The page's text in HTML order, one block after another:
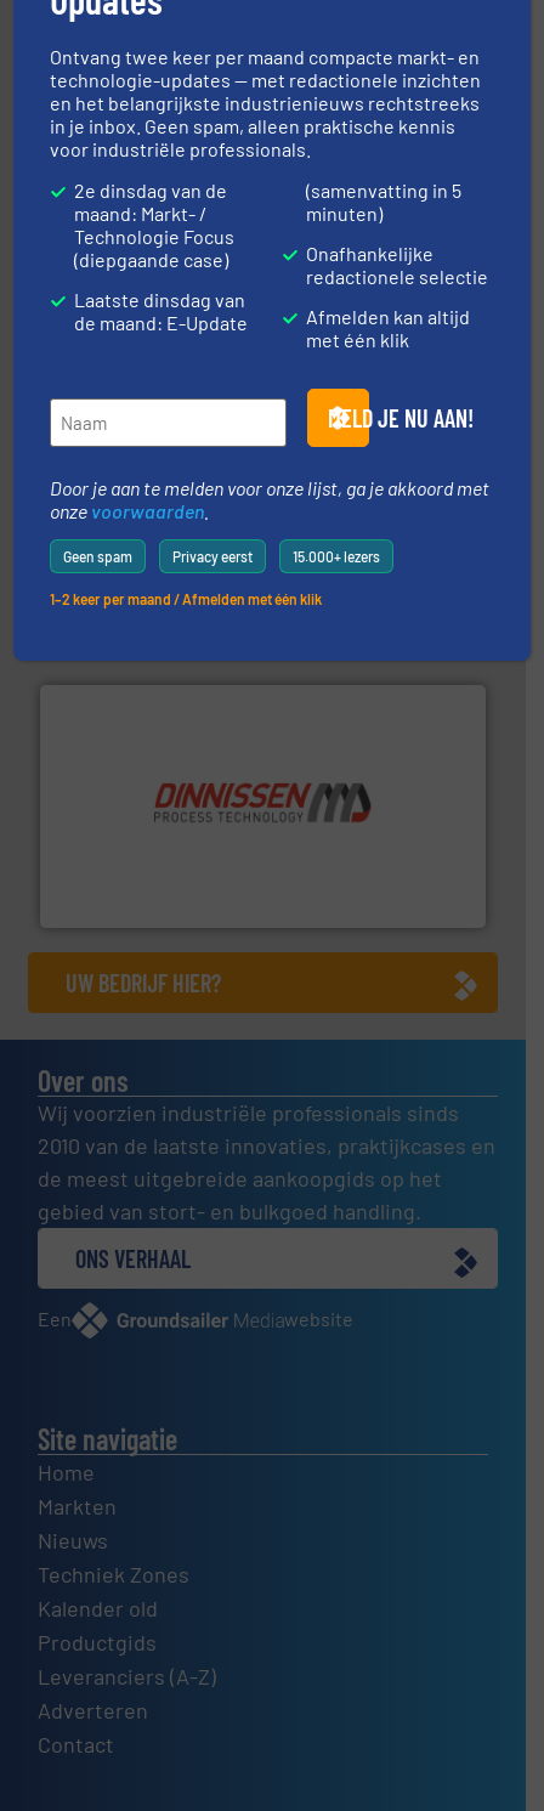
Robbe Industries nv
Optyl BVBA
Van Low Budget Stofmeting tot Broken Bag Detection,
van officiële mg/Nm³ tot QAL1 metingen: Optyl is het
aanspreekpunt voor uw vragen omtrent stof.Meer info
Hethon Nederland BV
vloeistofdosering, met name bij lastig te verwerken
materialen.Meer info ➜
UW BEDRIJF HIER?
Over ons
Wij voorzien industriële professionals sinds
2010 van de laatste innovaties, praktijkcases en
de meest uitgebreide aankoopgids op het
gebied van stort- en bulkgoed handling.
ONS VERHAAL
Een website
Site navigatie
Home
Markten
Nieuws
Techniek Zones
Kalender old
Productgids
Leveranciers (A-Z)
Adverteren
Contact
Ontvang twee keer per maand compacte markt- en
technologie-updates — met redactionele inzichten
en het belangrijkste industrienieuws rechtstreeks
in je inbox. Geen spam, alleen praktische kennis
voor industriële professionals.
2e dinsdag van de
maand: Markt- /
Technologie Focus
(diepgaande case)
Laatste dinsdag van
de maand: E-Update
(samenvatting in 5
minuten)
Onafhankelijke
redactionele selectie
Afmelden kan altijd
met één klik
MELD JE NU AAN!
Door je aan te melden voor onze lijst, ga je akkoord met
onze voorwaarden
Geen spam Privacy eerst 15.000+ lezers
1–2 keer per maand / Afmelden met één klik